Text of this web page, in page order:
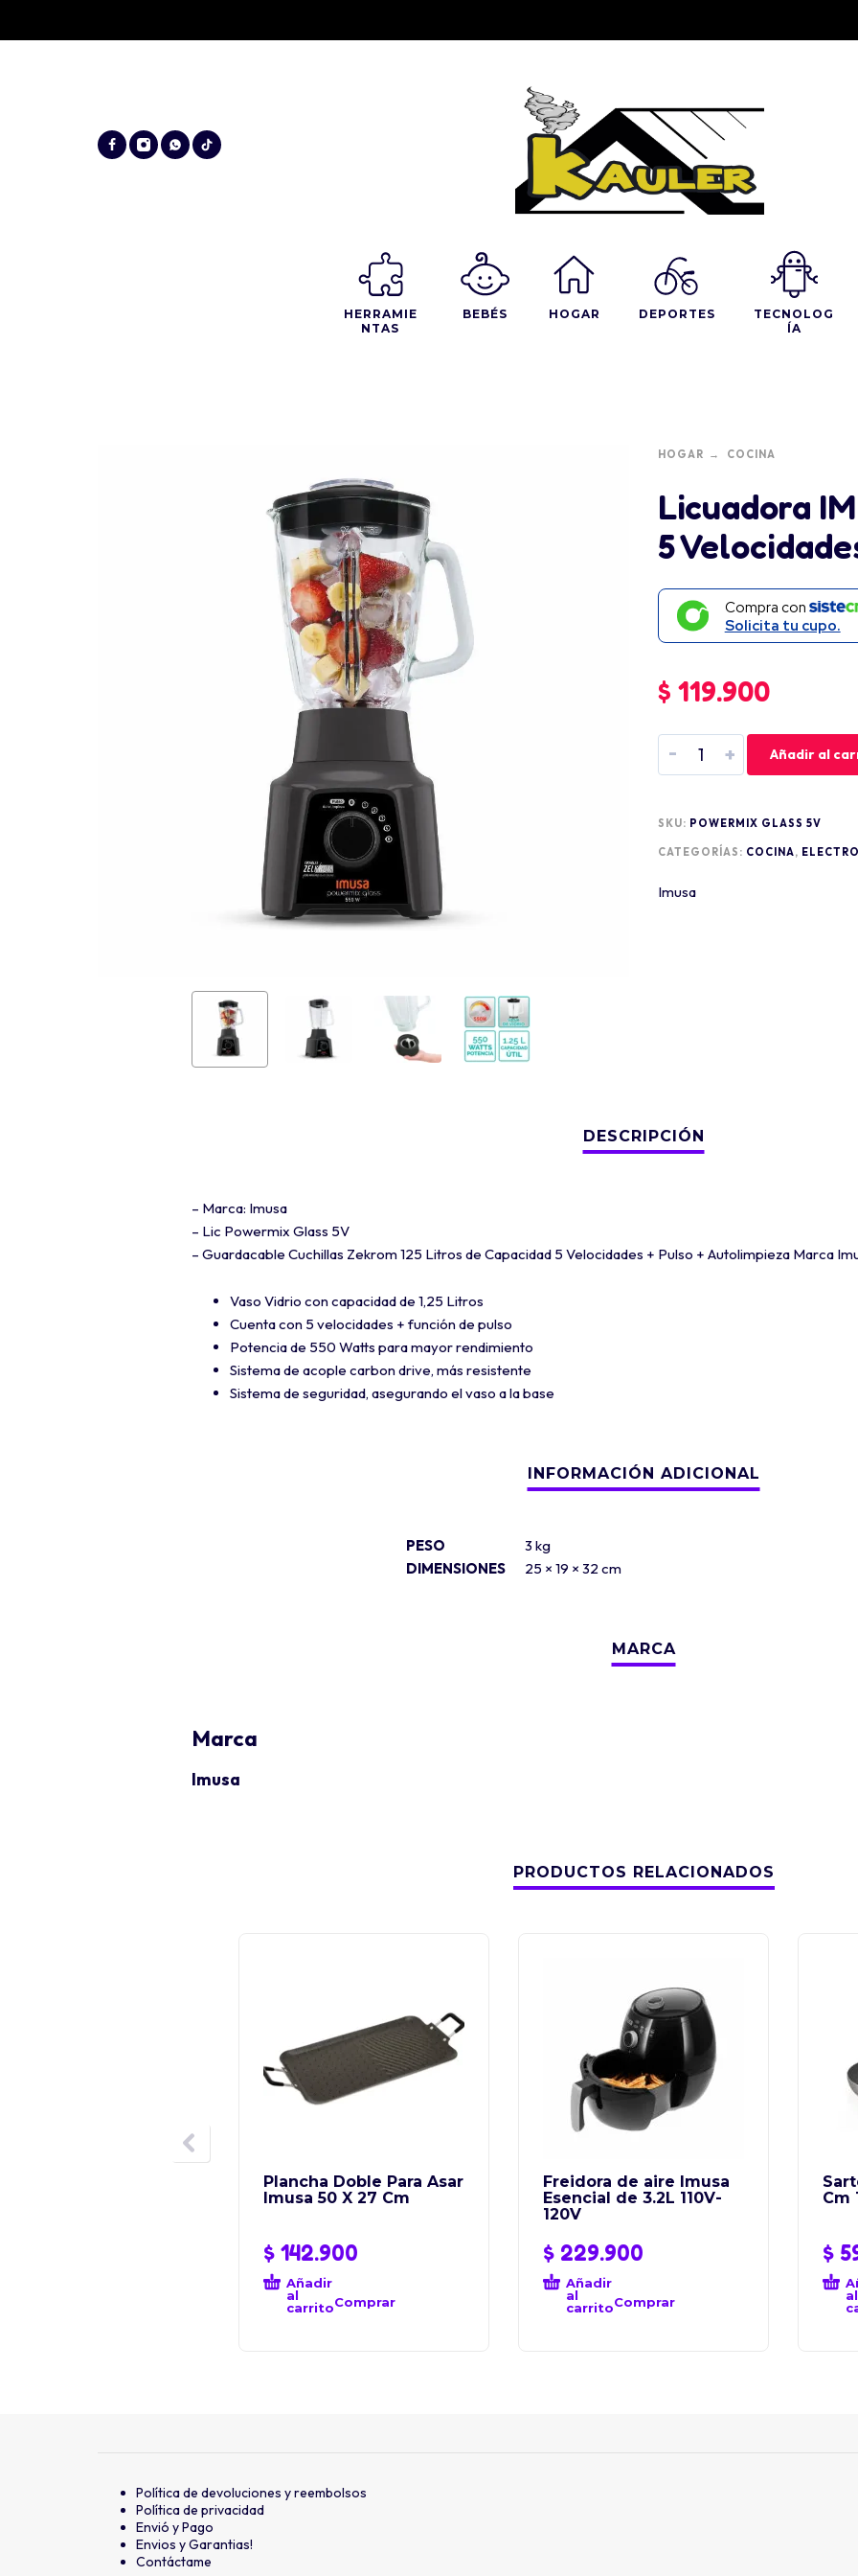
HERRAMIE
NTAS
BEBÉS HOGAR DEPORTES
TECNOLOG
ÍA
HOGAR COCINA
Licuadora
5
Compra con
Solicita tu cupo.
$ 119.900
- + Añadir al
SKU: POWERMIX GLASS 5V
CATEGORÍAS: COCINA,
Imusa
– Marca: Imusa
– Lic Powermix Glass 5V
– Guardacable Cuchillas Zekrom 125 Litros de Capacidad 5 Velocidades + Pulso + Autolimpieza Marca
Vaso Vidrio con capacidad de 1,25 Litros
Cuenta con 5 velocidades + función de pulso
Potencia de 550 Watts para mayor rendimiento
Sistema de acople carbon drive, más resistente
Sistema de seguridad, asegurando el vaso a la base
PESO
3 kg
DIMENSIONES
25 × 19 × 32 cm
Marca
Imusa
PRODUCTOS RELACIONADOS
Plancha Doble Para Asar
Imusa 50 X 27 Cm
$ 142.900
Añadir
al
carritoComprar
Freidora de aire Imusa
Esencial de 3.2L 110V-
120V
$ 229.900
Añadir
al
carritoComprar
Cm
$
al
Política de devoluciones y reembolsos
Política de privacidad
Envió y Pago
Envios y Garantias!
Contáctame